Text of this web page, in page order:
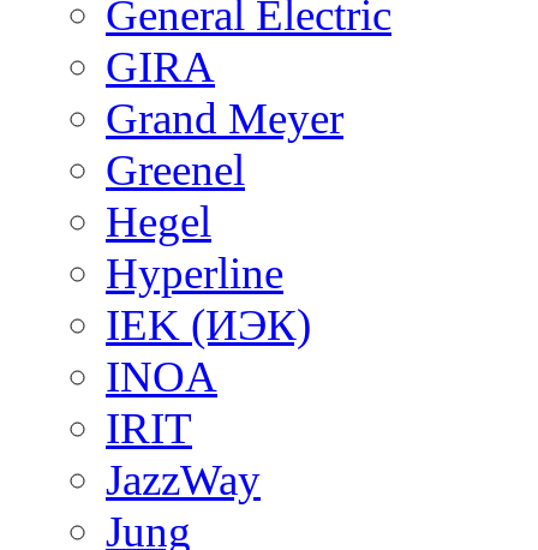
General Electric
GIRA
Grand Meyer
Greenel
Hegel
Hyperline
IEK (ИЭК)
INOA
IRIT
JazzWay
Jung